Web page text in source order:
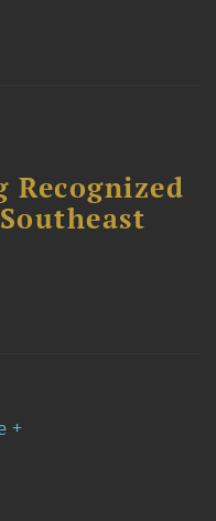
Recognized
+